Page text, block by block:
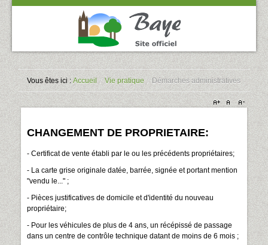
Vous êtes ici :Accueil / Vie pratique Démarches administratives
CHANGEMENT DE PROPRIETAIRE:
- Certificat de vente établi par le ou les précédents propriétaires;
- La carte grise originale datée, barrée, signée et portant mention
"vendu le..." ;
- Pièces justificatives de domicile et d'identité du nouveau
propriétaire;
- Pour les véhicules de plus de 4 ans, un récépissé de passage
dans un centre de contrôle technique datant de moins de 6 mois ;